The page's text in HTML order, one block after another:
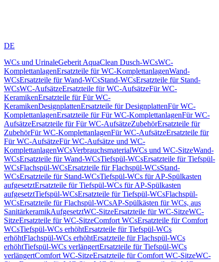
DE
WCs und UrinaleGeberit AquaClean Dusch-WCsWC-
KomplettanlagenErsatzteile für WC-KomplettanlagenWand-
WCsErsatzteile für Wand-WCsStand-WCsErsatzteile für Stand-
WCsWC-AufsätzeErsatzteile für WC-AufsätzeFür WC-
KeramikenErsatzteile für Für WC-
KeramikenDesignplattenErsatzteile für DesignplattenFür WC-
KomplettanlagenErsatzteile für Für WC-KomplettanlagenFür WC-
AufsätzeErsatzteile für Für WC-AufsätzeZubehörErsatzteile für
ZubehörFür WC-KomplettanlagenFür WC-AufsätzeErsatzteile für
Für WC-AufsätzeFür WC-Aufsätze und WC-
KomplettanlagenWCsVerbrauchsmaterialWCs und WC-SitzeWand-
WCsErsatzteile für Wand-WCsTiefspül-WCsErsatzteile für Tiefspül-
WCsFlachspül-WCsErsatzteile für Flachspül-WCsStand-
WCsErsatzteile für Stand-WCsTiefspül-WCs für AP-Spülkasten
aufgesetztErsatzteile für Tiefspül-WCs für AP-Spülkasten
aufgesetztTiefspül-WCsErsatzteile für Tiefspül-WCsFlachspül-
WCsErsatzteile für Flachspül-WCsAP-Spülkästen für WCs, aus
SanitärkeramikAufgesetztWC-SitzeErsatzteile für WC-SitzeWC-
SitzeErsatzteile für WC-SitzeComfort WCsErsatzteile für Comfort
WCsTiefspül-WCs erhöhtErsatzteile für Tiefspül-WCs
erhöhtFlachspül-WCs erhöhtErsatzteile für Flachspül-WCs
erhöhtTiefspül-WCs verlängertErsatzteile für Tiefspül-WCs
verlängertComfort WC-SitzeErsatzteile für Comfort WC-SitzeWC-